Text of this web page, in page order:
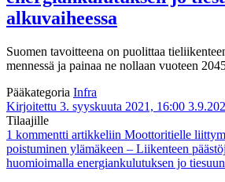
alkuvaiheessa
Suomen tavoitteena on puolittaa
mennessä ja painaa ne nollaan vuoteen
Pääkategoria Infra
Kirjoitettu 3. syyskuuta 2021, 16:00
Tilaajille
1 kommentti artikkeliin Moottoritielle
poistuminen ylämäkeen – Liikenteen
huomioimalla energiankulutuksen jo